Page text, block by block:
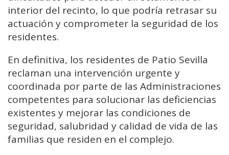
interior del recinto, lo que podría retrasar su
actuación y comprometer la seguridad de los
residentes.
En definitiva, los residentes de Patio Sevilla
reclaman una intervención urgente y
coordinada por parte de las Administraciones
competentes para solucionar las deficiencias
existentes y mejorar las condiciones de
seguridad, salubridad y calidad de vida de las
familias que residen en el complejo.